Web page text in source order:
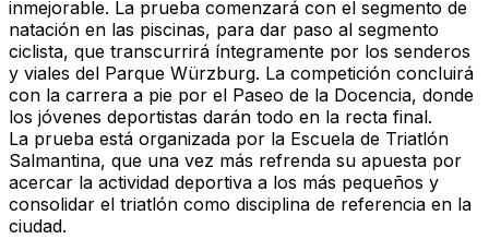
inmejorable. La prueba comenzará con el segmento de
natación en las piscinas, para dar paso al segmento
ciclista, que transcurrirá íntegramente por los senderos
y viales del Parque Würzburg. La competición concluirá
con la carrera a pie por el Paseo de la Docencia, donde
los jóvenes deportistas darán todo en la recta final.
La prueba está organizada por la Escuela de Triatlón
Salmantina, que una vez más refrenda su apuesta por
acercar la actividad deportiva a los más pequeños y
consolidar el triatlón como disciplina de referencia en la
ciudad.